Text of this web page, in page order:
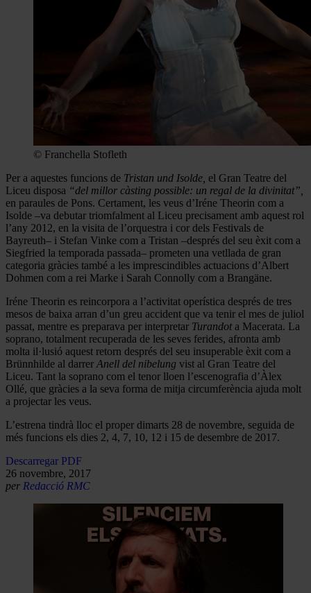
© Franchella Stofleth
Per a aquestes funcions de Tristan und Isolde, el Gran Teatre del
Liceu disposa “del millor càsting possible: un regal de la divinitat”,
en paraules de Pons. Certament, les veus d’Iréne Theorin com a
Isolde –va debutar triomfalment al Liceu precisament amb aquest rol
l’any 2012, en la visita de l’orquestra i cor dels Festivals de
Bayreuth– i Stefan Vinke com a Tristan –després del seu èxit com a
Siegfried la temporada passada– prometen una vetllada de gran
categoria gràcies també a les imprescindibles actuacions d’Albert
Dohmen com a rei Marke i Sarah Connolly com a Brangäne.
Iréne Theorin es reincorpora a l’activitat operística després de tres
mesos de baixa arran d’un greu accident que va tenir el mes de juliol
passat, mentre es preparava per interpretar Turandota Macerata. La
soprano, totalment recuperada de les seves ferides, afronta amb
molta il·lusió aquest retorn després del seu insuperable èxit com a
Brünnhilde al darrer Anell del nibelung vist al Gran Teatre del
Liceu. Tant la soprano com el tenor lloen l’escenografia d’Àlex
Ollé, que gràcies a la seva forma de mitja circumferència ajuda molt
a projectar les veus.
L’estrena tindrà lloc el proper dimarts 28 de novembre, seguida de
més funcions els dies 2, 4, 7, 10, 12 i 15 de desembre de 2017.
Descarregar PDF
26 novembre, 2017
per Redacció RMC